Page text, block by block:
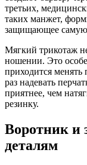
третьих,
таких манжет,
защищающее самую
Мягкий трикотаж
ношении. Это
приходится
раз надевать
приятнее, чем
резинку.
Воротник и
деталям